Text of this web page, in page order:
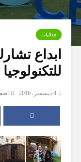
فعاليات
ابداع
للتكنولوجيا
4 ديسمبر، 2016